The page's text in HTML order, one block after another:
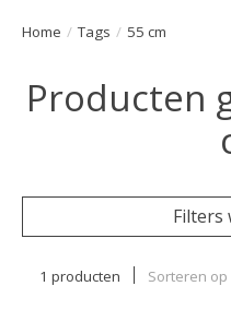
Home / Tags / 55 cm
Producten
Filters
1 producten Sorteren op